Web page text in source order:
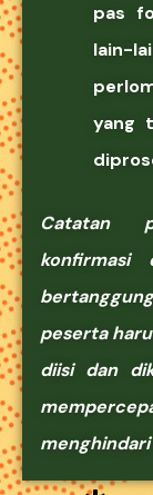
pas
lain-
yang
Catatan
konfirmasi
peserta
diisi dan